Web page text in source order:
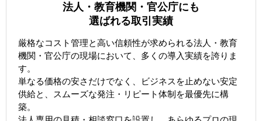
法人・教育機関・官公庁にも
選ばれる取引実績
厳格なコスト管理と高い信頼性が求められる法人・教育
機関・官公庁の現場において、多くの導入実績を誇りま
す。
単なる価格の安さだけでなく、ビジネスを止めない安定
供給と、スムーズな発注・リピート体制を最優先に構
築。